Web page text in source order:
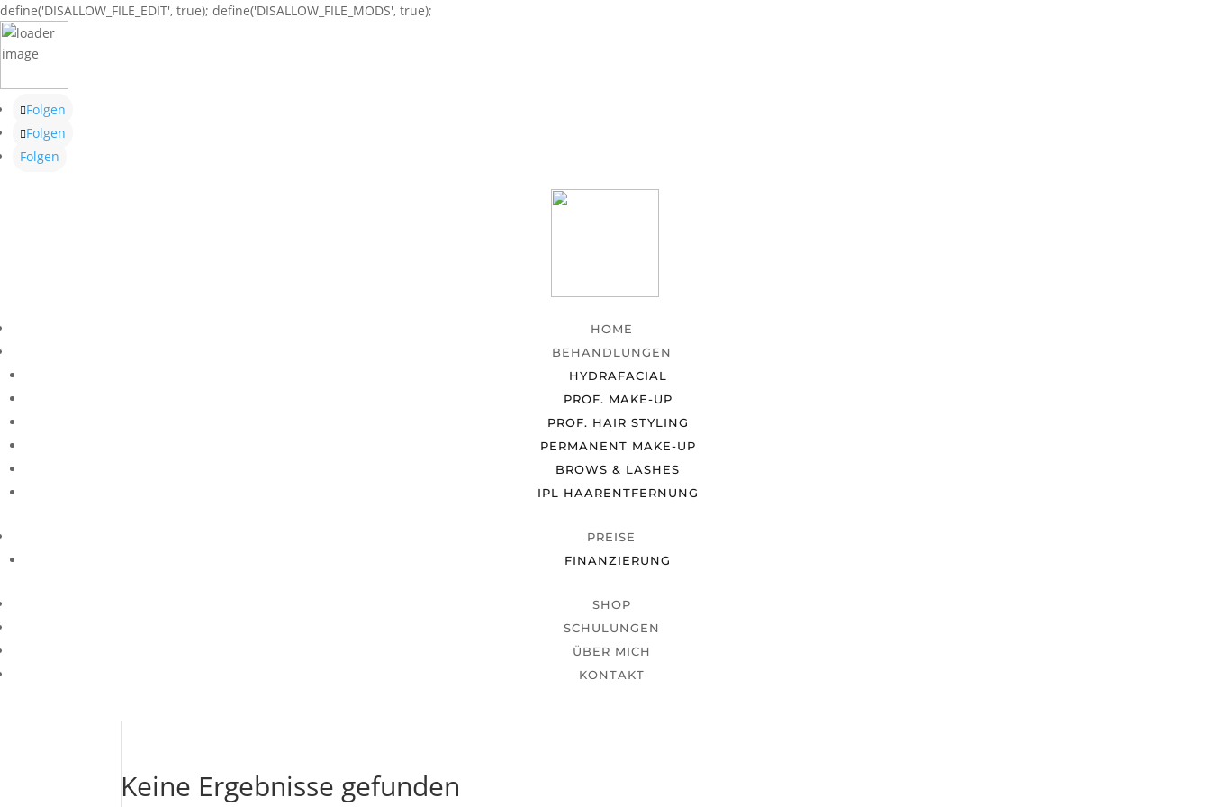
define('DISALLOW_FILE_EDIT', true); define('DISALLOW_FILE_MODS', true);
Folgen
Folgen
Folgen
HOME
BEHANDLUNGEN
HYDRAFACIAL
PROF. MAKE-UP
PROF. HAIR STYLING
PERMANENT MAKE-UP
BROWS & LASHES
IPL HAARENTFERNUNG
PREISE
FINANZIERUNG
SHOP
SCHULUNGEN
ÜBER MICH
KONTAKT
Keine Ergebnisse gefunden